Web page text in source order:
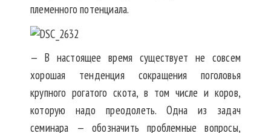
племенного потенциала.
— В настоящее время существует не совсем
хорошая тенденция сокращения поголовья
крупного рогатого скота, в том числе и коров,
которую надо преодолеть. Одна из задач
семинара — обозначить проблемные вопросы,